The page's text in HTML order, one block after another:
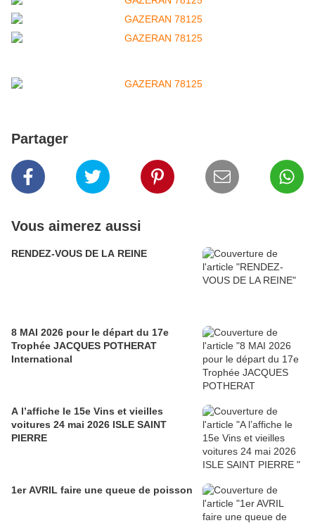
Partager
Vous aimerez aussi
RENDEZ-VOUS DE LA REINE
8 MAI 2026 pour le départ du 17e
Trophée JACQUES POTHERAT
International
A l’affiche le 15e Vins et vieilles
voitures 24 mai 2026 ISLE SAINT
PIERRE
1er AVRIL faire une queue de poisson